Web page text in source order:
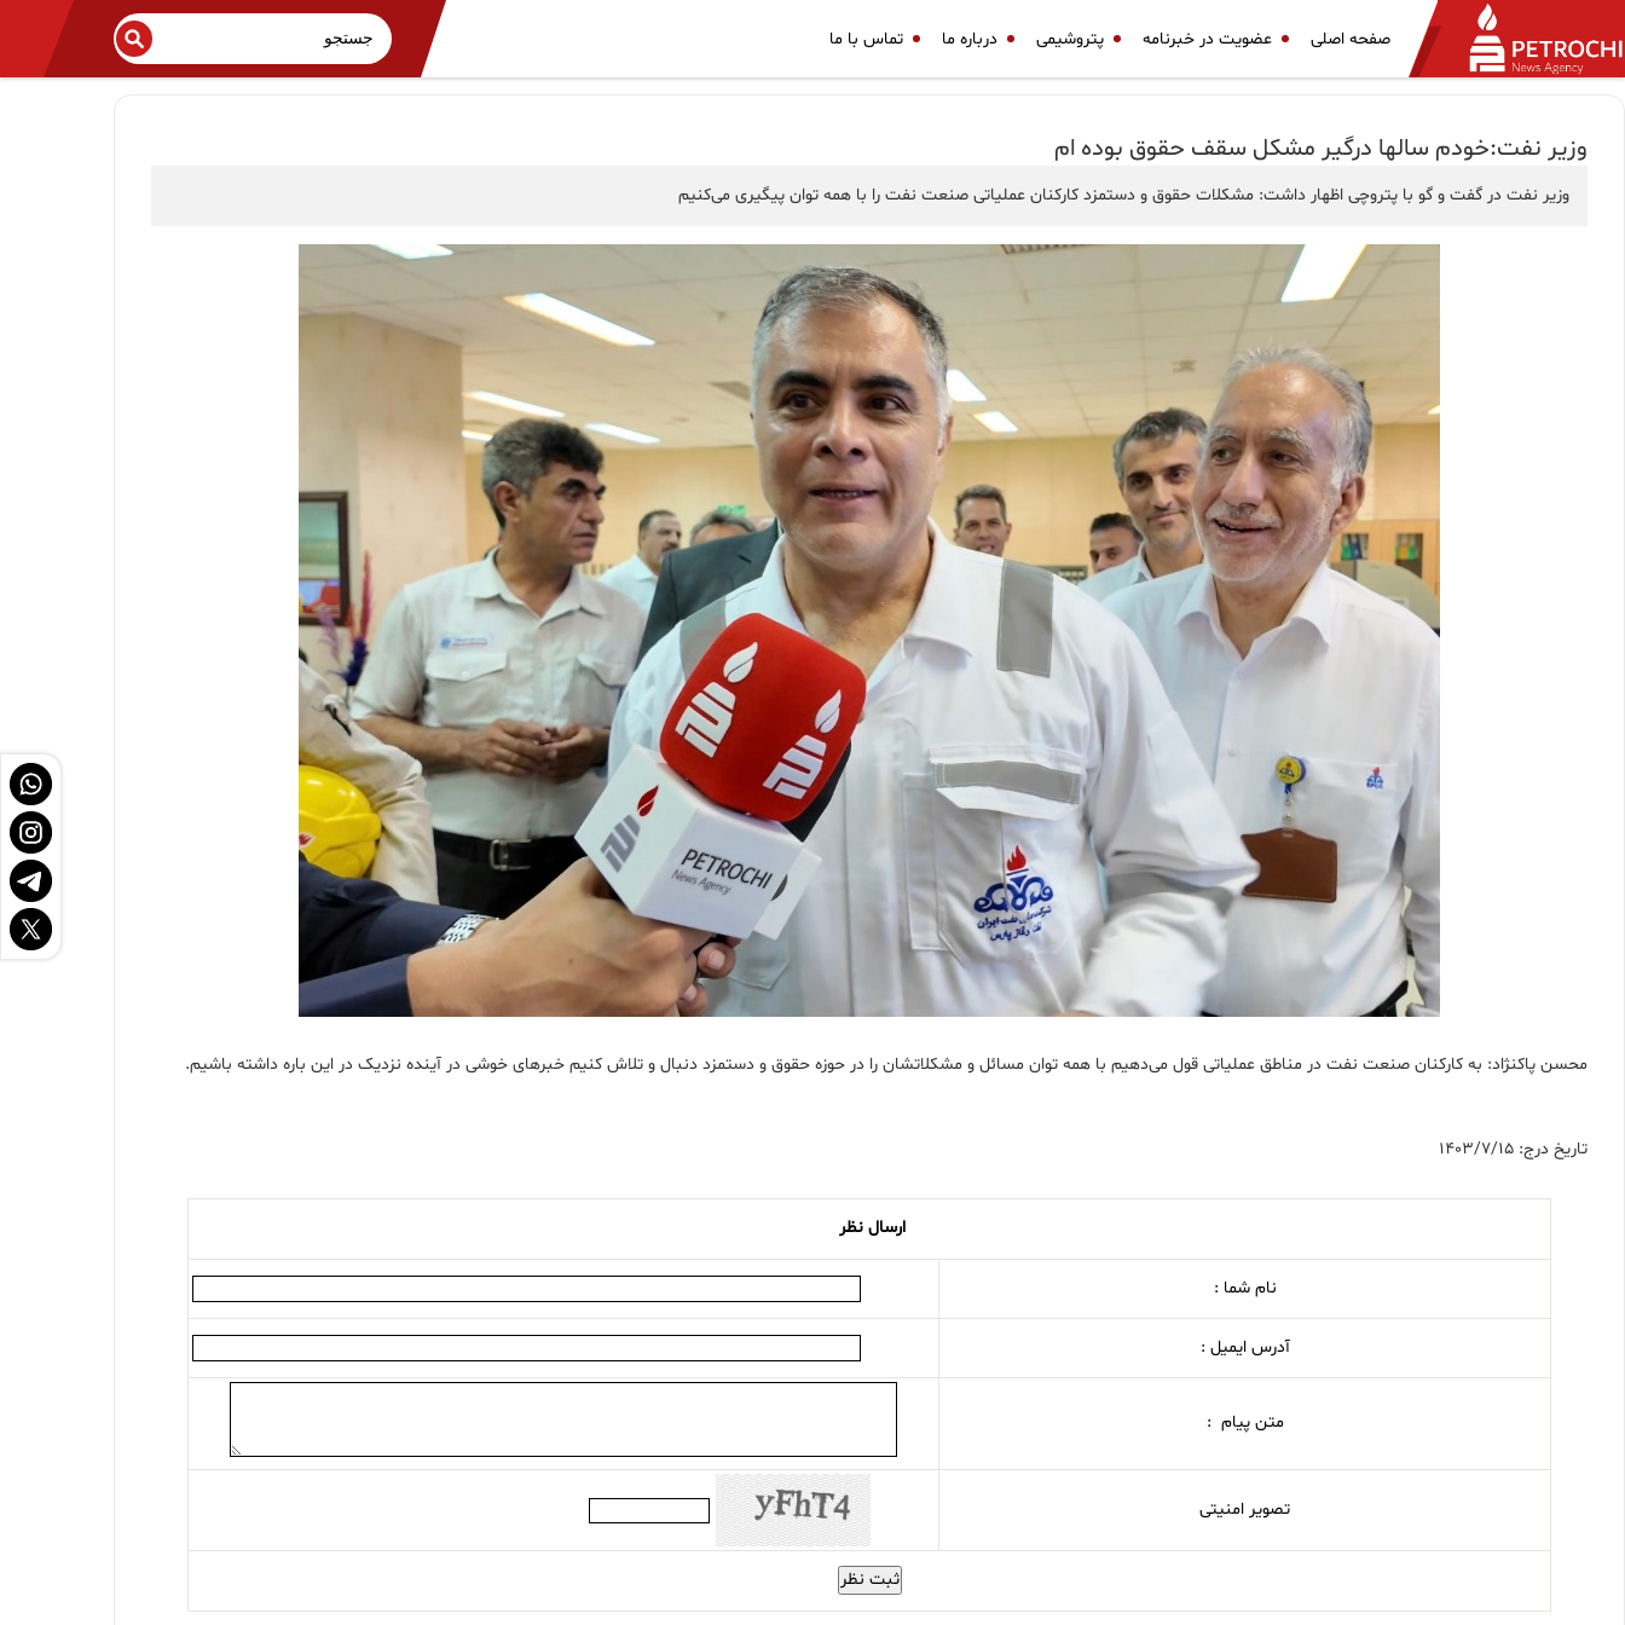
صفحه اصلی عضویت در خبرنامه پتروشیمی درباره ما تماس با ما
وزیر نفت:خودم سالها درگیر مشکل سقف حقوق بوده ام
وزیر نفت در گفت و گو‌ با پتروچی اظهار داشت: مشکلات حقوق و دستمزد کارکنان عملیاتی صنعت نفت را با همه توان پیگیری می‌کنیم
محسن پاکنژاد: به کارکنان صنعت نفت در مناطق عملیاتی قول می‌دهیم با همه توان مسائل و مشکلاتشان را در حوزه حقوق و دستمزد دنبال و تلاش کنیم خبرهای خوشی در آینده نزدیک در این باره داشته باشیم.
تاریخ درج: 1403/7/15
ارسال نظر
نام شما :
آدرس ایمیل :
متن پیام :
تصویر امنیتی
ثبت نظر